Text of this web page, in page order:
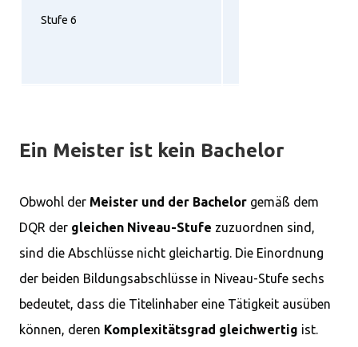
Stufe 6
Betriebswirt nach der
Stufe 8 Promotion
Ein Meister ist kein Bachelor
Obwohl der Meister und der Bachelor gemäß dem
DQR der gleichen Niveau-Stufe zuzuordnen sind,
sind die Abschlüsse nicht gleichartig. Die Einordnung
der beiden Bildungsabschlüsse in Niveau-Stufe sechs
bedeutet, dass die Titelinhaber eine Tätigkeit ausüben
können, deren Komplexitätsgrad gleichwertig ist.